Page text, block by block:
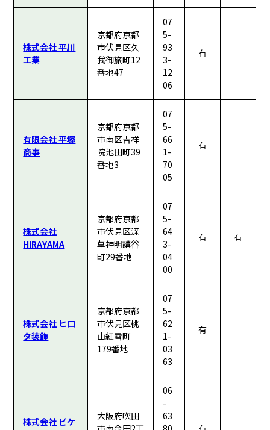
株式会社 平川
工業
京都府京都
市伏見区久
我御旅町12
番地47
07
5-
93
3-
12
06
有
有限会社 平塚
商事
京都府京都
市南区吉祥
院池田町39
番地3
07
5-
66
1-
70
05
有
株式会社
HIRAYAMA
京都府京都
市伏見区深
草神明講谷
町29番地
07
5-
64
3-
04
00
有 有
株式会社 ヒロ
タ装飾
京都府京都
市伏見区桃
山紅雪町
179番地
07
5-
62
1-
03
63
有
株式会社 ビケ
大阪府吹田
06
-
63